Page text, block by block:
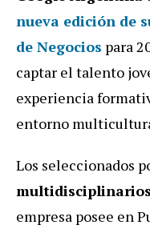
nueva edición de
de Negocios para
captar el talento
experiencia
entorno
Los seleccionados
empresa posee en